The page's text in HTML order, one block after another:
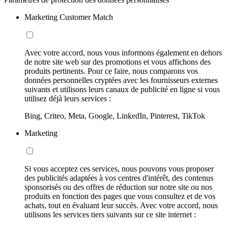
Marketing Customer Match
Avec votre accord, nous vous informons également en dehors
de notre site web sur des promotions et vous affichons des
produits pertinents. Pour ce faire, nous comparons vos
données personnelles cryptées avec les fournisseurs externes
suivants et utilisons leurs canaux de publicité en ligne si vous
utilisez déjà leurs services :
Bing, Criteo, Meta, Google, LinkedIn, Pinterest, TikTok
Marketing
Si vous acceptez ces services, nous pouvons vous proposer
des publicités adaptées à vos centres d'intérêt, des contenus
sponsorisés ou des offres de réduction sur notre site ou nos
produits en fonction des pages que vous consultez et de vos
achats, tout en évaluant leur succès. Avec votre accord, nous
utilisons les services tiers suivants sur ce site internet :